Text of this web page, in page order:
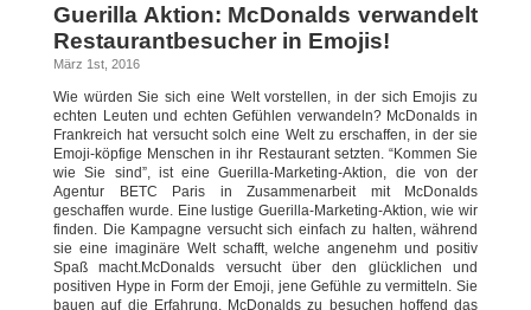
Guerilla Aktion: McDonalds verwandelt
Restaurantbesucher in Emojis!
März 1st, 2016
Wie würden Sie sich eine Welt vorstellen, in der sich Emojis zu
echten Leuten und echten Gefühlen verwandeln? McDonalds in
Frankreich hat versucht solch eine Welt zu erschaffen, in der sie
Emoji-köpfige Menschen in ihr Restaurant setzten. “Kommen Sie
wie Sie sind”, ist eine Guerilla-Marketing-Aktion, die von der
Agentur BETC Paris in Zusammenarbeit mit McDonalds
geschaffen wurde. Eine lustige Guerilla-Marketing-Aktion, wie wir
finden. Die Kampagne versucht sich einfach zu halten, während
sie eine imaginäre Welt schafft, welche angenehm und positiv
Spaß macht.McDonalds versucht über den glücklichen und
positiven Hype in Form der Emoji, jene Gefühle zu vermitteln. Sie
bauen auf die Erfahrung, McDonalds zu besuchen hoffend das